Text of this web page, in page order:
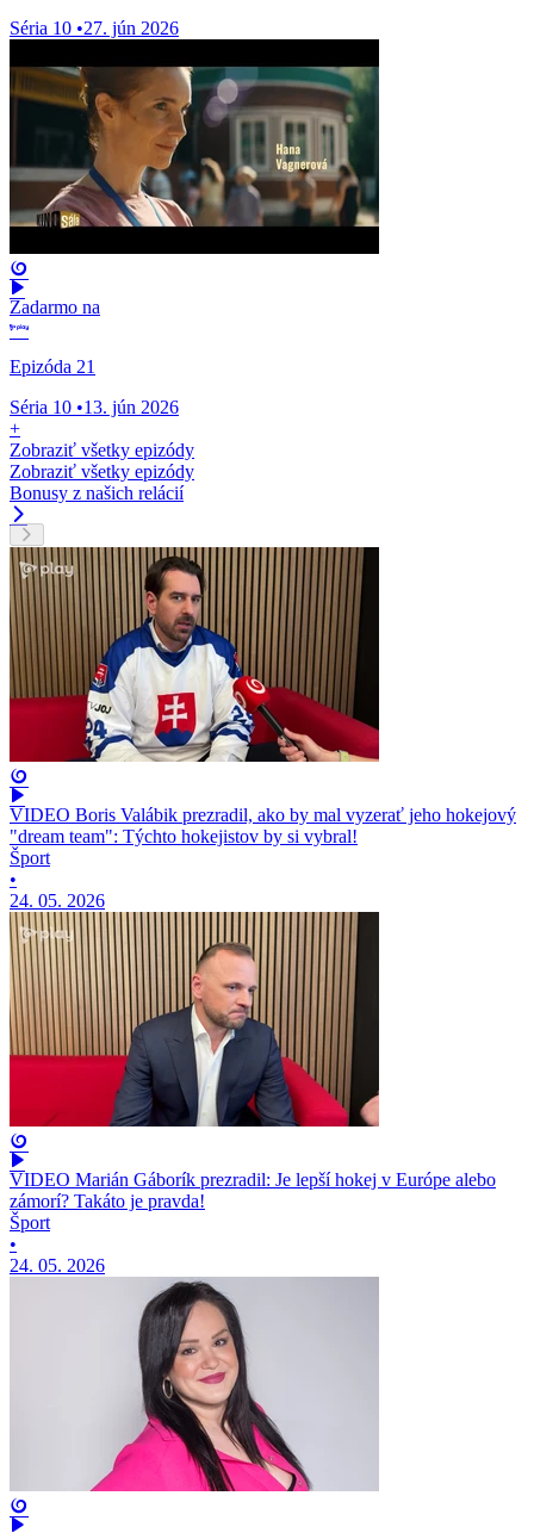
Séria 10 •27. jún 2026
Zadarmo na
Epizóda 21
Séria 10 •13. jún 2026
+
Zobraziť všetky epizódy
Zobraziť všetky epizódy
Bonusy z našich relácií
VIDEO Boris Valábik prezradil, ako by mal vyzerať jeho hokejový
"dream team": Týchto hokejistov by si vybral!
Šport
•
24. 05. 2026
VIDEO Marián Gáborík prezradil: Je lepší hokej v Európe alebo
zámorí? Takáto je pravda!
Šport
•
24. 05. 2026